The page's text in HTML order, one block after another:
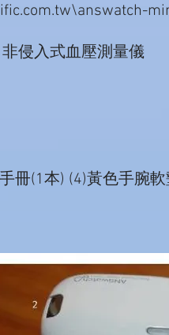
侵入式血壓測量儀
冊(1本) (4)黃色手腕軟